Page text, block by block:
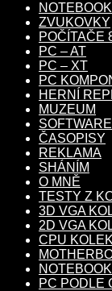
ZVUKOVKY
POČÍTAČE
PC – AT
PC – XT
PC
HERNÍ
MUZEUM
SOFTWARE
ČASOPISY
REKLAMA
SHÁNÍM
O MNĚ
TESTY Z
3D VGA
2D VGA
CPU
PC PODLE